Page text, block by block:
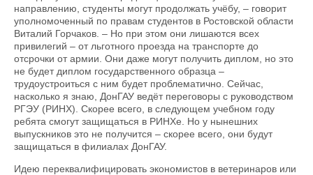
направлению, студенты могут продолжать учёбу, – говорит
уполномоченный по правам студентов в Ростовской области
Виталий Горчаков. – Но при этом они лишаются всех
привилегий – от льготного проезда на транспорте до
отсрочки от армии. Они даже могут получить диплом, но это
не будет диплом государственного образца –
трудоустроиться с ним будет проб­лематично. Сейчас,
насколько я знаю, ДонГАУ ведёт переговоры с руководством
РГЭУ (РИНХ). Скорее всего, в следую­­щем учебном году
ребята смогут защищаться в РИНХе. Но у нынешних
выпускников это не получится – скорее всего, они будут
защищаться в филиалах ДонГАУ.
Идею переквалифицировать экономистов в ветеринаров или